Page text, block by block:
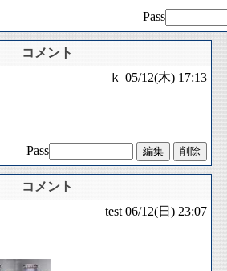
Pass
コメント
ｋ 05/12(木) 17:13
Pass
コメント
test 06/12(日) 23:07